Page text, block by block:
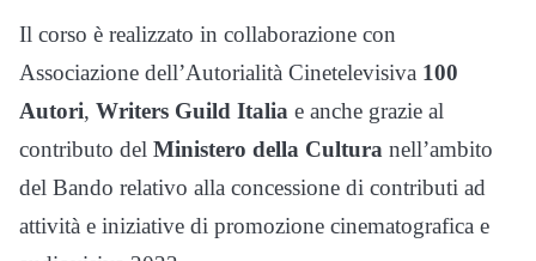
Il corso è realizzato in collaborazione con
Associazione dell’Autorialità Cinetelevisiva 100
Autori, Writers Guild Italia e anche grazie al
contributo del Ministero della Cultura nell’ambito
del Bando relativo alla concessione di contributi ad
attività e iniziative di promozione cinematografica e